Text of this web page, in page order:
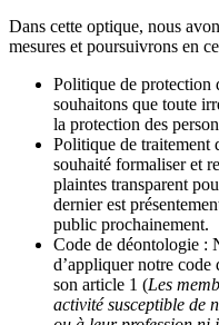
Dans cette optique, nous
mesures et poursuivrons en
Politique de protection
souhaitons que toute
la protection des
Politique de traitement
souhaité formaliser et
plaintes transparent
dernier est
public prochainement.
Code de déontologie :
d’appliquer notre
son article 1 (Les
activité susceptible de